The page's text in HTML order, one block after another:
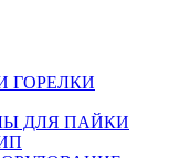
ГОРЕЛКИ
ДЛЯ ПАЙКИ